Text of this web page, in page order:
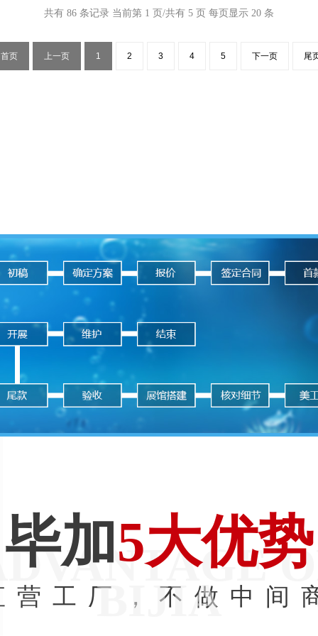
共有 86 条记录 当前第 1 页/共有 5 页 每页显示 20 条
首页 上一页 1 2 3 4 5 下一页 尾
毕加5大优势
BIJIA
营工厂，不做中间